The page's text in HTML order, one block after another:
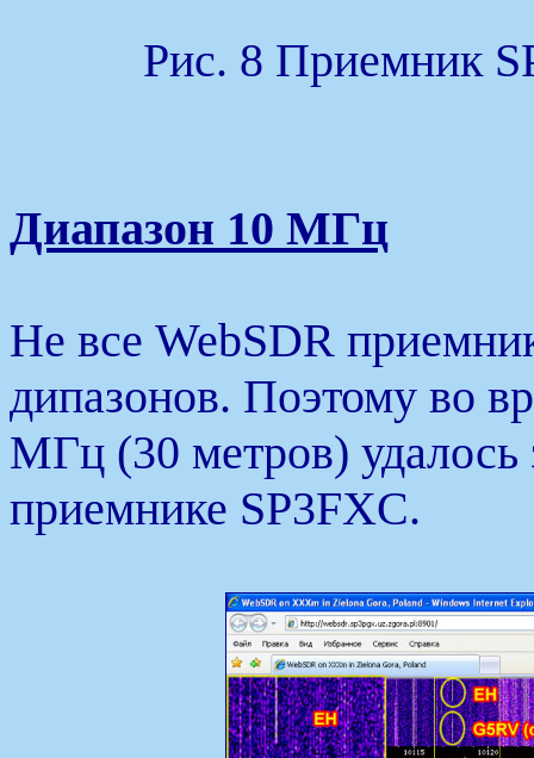
Рис. 8 Приемник
Диапазон 10 МГц
Не все WebSDR
дипазонов. Поэтому во
МГц (30 метров) удалось
приемнике SP3FXC.